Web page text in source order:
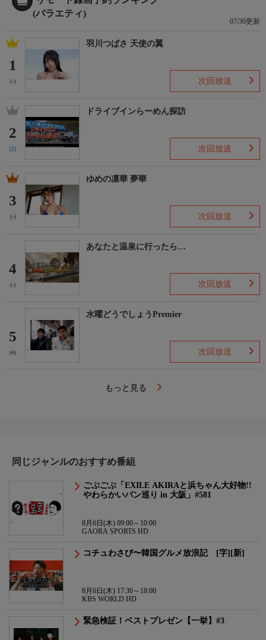
(バラエティ)
07/30更新
1
(-)
羽川つばさ 天使の翼
次回放送
2
(2)
ドライブインらーめん探訪
次回放送
3
(-)
ゆめの凛華 夢華
次回放送
4
(-)
あなたと温泉に行ったら…
次回放送
5
(4)
水曜どうでしょうPremier
次回放送
もっと見る
同じジャンルのおすすめ番組
ごぶごぶ「EXILE AKIRAと浜ちゃん大好物!!
やわらかいパン巡り in 大阪」#581
8月6日(木) 09:00～10:00
GAORA SPORTS HD
コチュわさび〜韓国グルメ放浪記 [字][新]
8月6日(木) 17:30～18:00
KBS WORLD HD
緊急検証！ベストプレゼン【一挙】#3